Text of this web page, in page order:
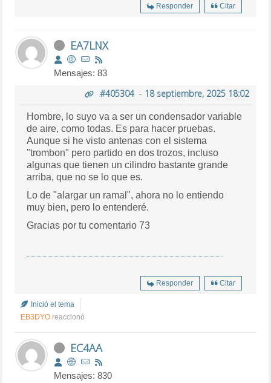
Responder Citar
EA7LNX
Mensajes: 83
#405304- 18 septiembre, 2025 18:02
Hombre, lo suyo va a ser un condensador variable
de aire, como todas. Es para hacer pruebas.
Aunque si he visto antenas con el sistema
"trombon" pero partido en dos trozos, incluso
algunas que tienen un cilindro bastante grande
arriba, que no se lo que es.
Lo de "alargar un ramal", ahora no lo entiendo
muy bien, pero lo entenderé.
Gracias por tu comentario 73
Responder Citar
Inició el tema
EB3DYO reaccionó
EC4AA
Mensajes: 830